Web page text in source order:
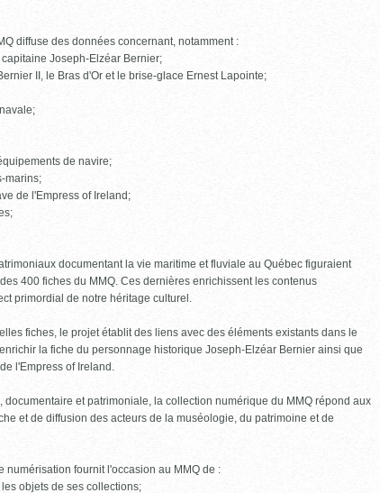
diffuse des données concernant, notamment :
Joseph-Elzéar Bernier;
II, le Bras d'Or et le brise-glace Ernest Lapointe;
de navire;
marins;
de l'Empress of Ireland;
documentant la vie maritime et fluviale au Québec figuraient
400 fiches du MMQ. Ces dernières enrichissent les contenus
primordial de notre héritage culturel.
fiches, le projet établit des liens avec des éléments existants dans le
la fiche du personnage historique Joseph-Elzéar Bernier ainsi que
l'Empress of Ireland.
documentaire et patrimoniale, la collection numérique du MMQ répond aux
et de diffusion des acteurs de la muséologie, du patrimoine et de
numérisation fournit l'occasion au MMQ de :
objets de ses collections;